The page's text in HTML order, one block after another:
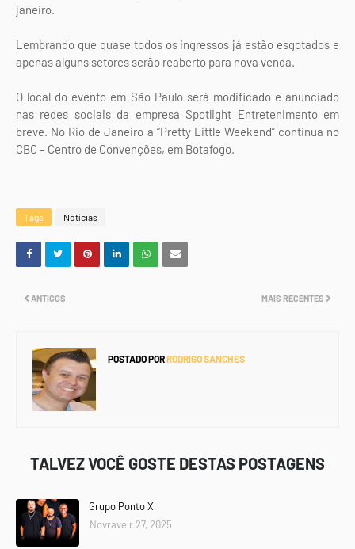
janeiro.
Lembrando que quase todos os ingressos já estão esgotados e
apenas alguns setores serão reaberto para nova venda.
O local do evento em São Paulo será modificado e anunciado
nas redes sociais da empresa Spotlight Entretenimento em
breve. No Rio de Janeiro a “Pretty Little Weekend” continua no
CBC – Centro de Convenções, em Botafogo.
Tags Notícias
MAIS RECENTES
ANTIGOS
POSTADO PORRODRIGO SANCHES
TALVEZ VOCÊ GOSTE DESTAS POSTAGENS
Grupo Ponto X
Novravelr 27, 2025